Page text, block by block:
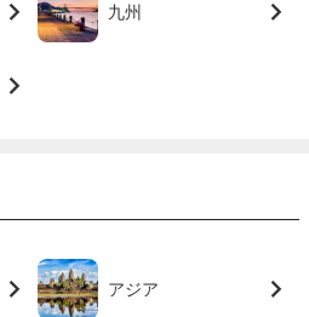
九州
アジア